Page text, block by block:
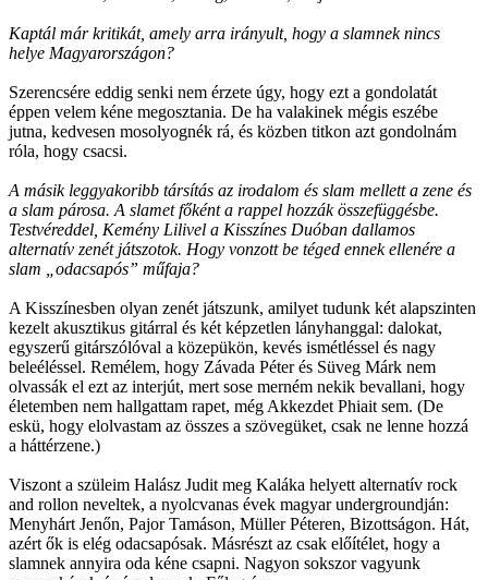
Kaptál már kritikát, amely arra irányult, hogy a slamnek nincs
helye Magyarországon?
Szerencsére eddig senki nem érzete úgy, hogy ezt a gondolatát
éppen velem kéne megosztania. De ha valakinek mégis eszébe
jutna, kedvesen mosolyognék rá, és közben titkon azt gondolnám
róla, hogy csacsi.
A másik leggyakoribb társítás az irodalom és slam mellett a zene és
a slam párosa. A slamet főként a rappel hozzák összefüggésbe.
Testvéreddel, Kemény Lilivel a Kisszínes Duóban dallamos
alternatív zenét játszotok. Hogy vonzott be téged ennek ellenére a
slam „odacsapós” műfaja?
A Kisszínesben olyan zenét játszunk, amilyet tudunk két alapszinten
kezelt akusztikus gitárral és két képzetlen lányhanggal: dalokat,
egyszerű gitárszólóval a közepükön, kevés ismétléssel és nagy
beleéléssel. Remélem, hogy Závada Péter és Süveg Márk nem
olvassák el ezt az interjút, mert sose merném nekik bevallani, hogy
életemben nem hallgattam rapet, még Akkezdet Phiait sem. (De
eskü, hogy elolvastam az összes a szövegüket, csak ne lenne hozzá
a háttérzene.)
Viszont a szüleim Halász Judit meg Kaláka helyett alternatív rock
and rollon neveltek, a nyolcvanas évek magyar undergroundján:
Menyhárt Jenőn, Pajor Tamáson, Müller Péteren, Bizottságon. Hát,
azért ők is elég odacsapósak. Másrészt az csak előítélet, hogy a
slamnek annyira oda kéne csapni. Nagyon sokszor vagyunk